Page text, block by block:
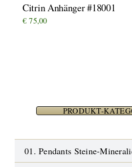
Citrin Anhänger #18001
€ 75,00
PRODUKT-
01. Pendants Steine-